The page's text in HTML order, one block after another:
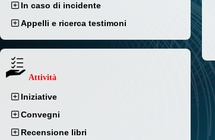
In caso di incidente
Appelli e ricerca testimoni
Attività
Iniziative
Convegni
Recensione libri